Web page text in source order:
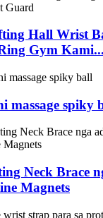
Hall Wrist
Gym Kami...
massage spiky
Neck Brace
Magnets